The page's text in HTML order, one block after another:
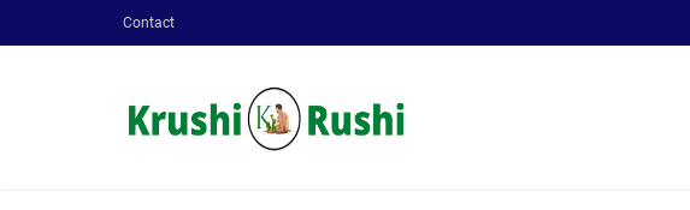
Contact